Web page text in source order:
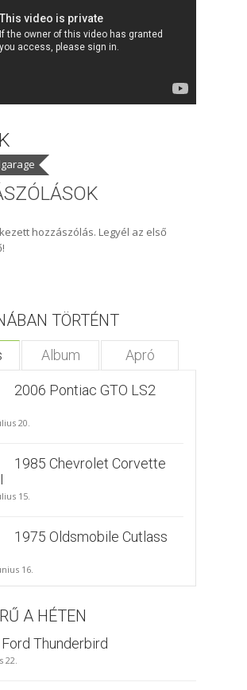
hozzászólás. Legyél az első
TÖRTÉNT
Album Apró
2006 Pontiac GTO LS2
20.
1985 Chevrolet Corvette
15.
1975 Oldsmobile Cutlass
16.
A HÉTEN
Ford Thunderbird
22.